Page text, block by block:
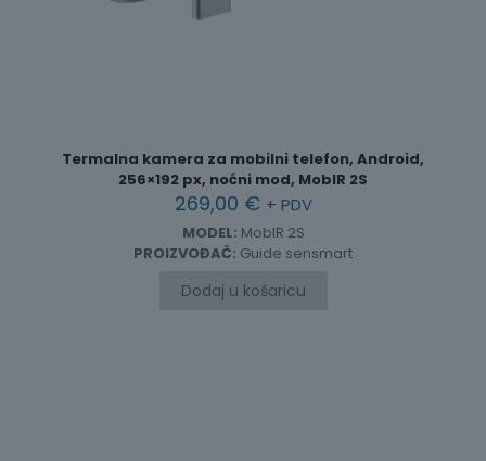
Termalna kamera za mobilni telefon, Android,
256×192 px, noćni mod, MobIR 2S
269,00 € + PDV
MODEL: MobIR 2S
PROIZVOĐAČ: Guide sensmart
Dodaj u košaricu